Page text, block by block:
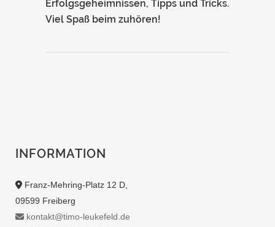
Erfolgsgeheimnissen, Tipps und Tricks.
Viel Spaß beim zuhören!
INFORMATION
Franz-Mehring-Platz 12 D,
09599 Freiberg
kontakt@timo-leukefeld.de